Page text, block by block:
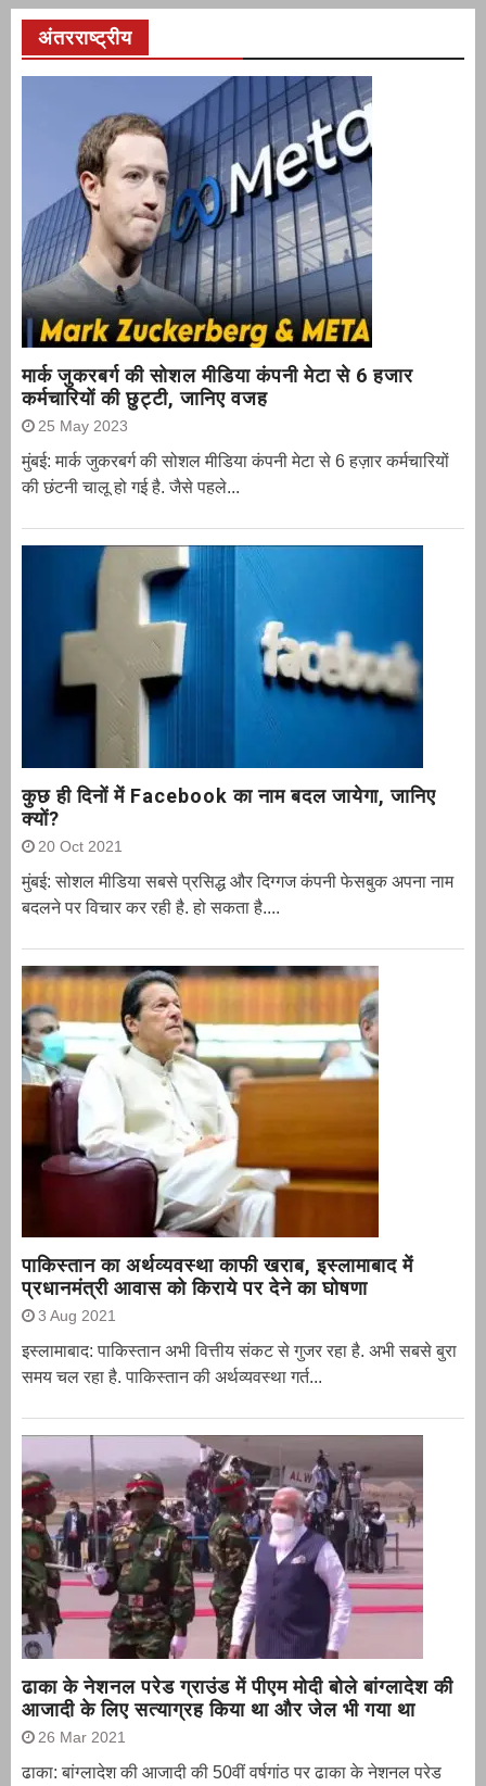
अंतरराष्ट्रीय
मार्क जुकरबर्ग की सोशल मीडिया कंपनी मेटा से 6 हजार
कर्मचारियों की छुट्टी, जानिए वजह
25 May 2023
मुंबई: मार्क जुकरबर्ग की सोशल मीडिया कंपनी मेटा से 6 हज़ार कर्मचारियों
की छंटनी चालू हो गई है. जैसे पहले...
कुछ ही दिनों में Facebook का नाम बदल जायेगा, जानिए
क्यों?
20 Oct 2021
मुंबई: सोशल मीडिया सबसे प्रसिद्ध और दिग्गज कंपनी फेसबुक अपना नाम
बदलने पर विचार कर रही है. हो सकता है....
पाकिस्तान का अर्थव्यवस्था काफी खराब, इस्लामाबाद में
प्रधानमंत्री आवास को किराये पर देने का घोषणा
3 Aug 2021
इस्लामाबाद: पाकिस्तान अभी वित्तीय संकट से गुजर रहा है. अभी सबसे बुरा
समय चल रहा है. पाकिस्तान की अर्थव्यवस्था गर्त...
ढाका के नेशनल परेड ग्राउंड में पीएम मोदी बोले बांग्लादेश की
आजादी के लिए सत्याग्रह किया था और जेल भी गया था
26 Mar 2021
ढाका: बांग्लादेश की आजादी की 50वीं वर्षगांठ पर ढाका के नेशनल परेड